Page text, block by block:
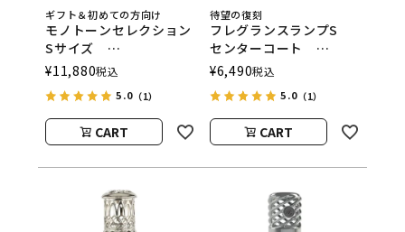
ギフト＆初めての方向け
モノトーンセレクション
Sサイズ
ASHLEIGH&BURWOOD
（アシュレイアンドバー
ウッド）
¥11,880税込
5.0 （1）
CART
待望の復刻
フレグランスランプS
センターコート
ASHLEIGH&BURWOOD
（アシュレイアンドバー
ウッド）
¥6,490税込
5.0（1）
CART